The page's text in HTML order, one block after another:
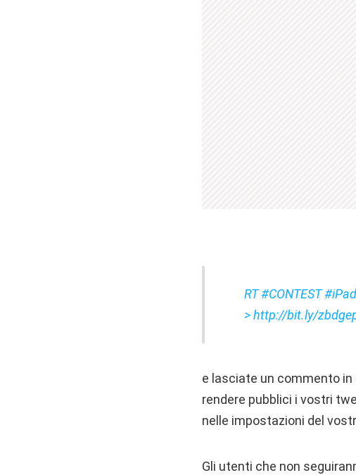
RT #CONTEST
> http://bit.ly/
e lasciate un commento
rendere pubblici i vostri
nelle impostazioni del
Gli utenti che non